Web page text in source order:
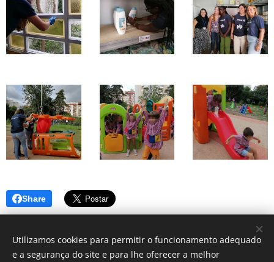
Share
Utilizamos cookies para permitir o funcionamento adequado
e a segurança do site e para lhe oferecer a melhor